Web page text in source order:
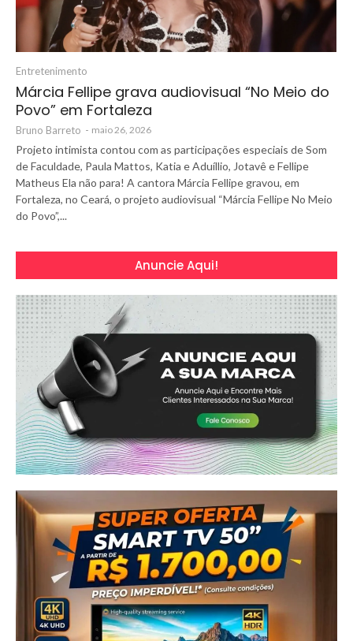
Entretenimento
Márcia Fellipe grava audiovisual “No Meio do
Povo” em Fortaleza
Bruno Barreto - maio 26, 2026
Projeto intimista contou com as participações especiais de Som
de Faculdade, Paula Mattos, Katia e Aduíllio, Jotavê e Fellipe
Matheus Ela não para! A cantora Márcia Fellipe gravou, em
Fortaleza, no Ceará, o projeto audiovisual “Márcia Fellipe No Meio
do Povo”,...
Anuncie Aqui!